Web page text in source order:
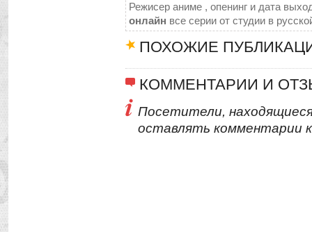
Режисер аниме , опенинг и дата
онлайн все серии от студии в
ПОХОЖИЕ
КОММЕНТАРИИ И
Посетители,
оставлять комментарии